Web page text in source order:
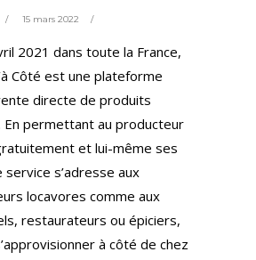
15 mars 2022
2021 dans toute la France,
Côté est une plateforme
directe de produits
En permettant au producteur
et lui-même ses
service s’adresse aux
locavores comme aux
restaurateurs ou épiciers,
à côté de chez